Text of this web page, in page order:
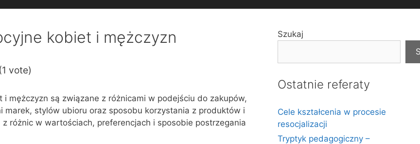
kobiet i mężczyzn
vote)
i mężczyzn są związane z różnicami w podejściu do zakupów,
marek, stylów ubioru oraz sposobu korzystania z produktów i
z różnic w wartościach, preferencjach i sposobie postrzegania
Szukaj
Ostatnie referaty
Cele kształcenia w procesie
resocjalizacji
Tryptyk pedagogiczny –